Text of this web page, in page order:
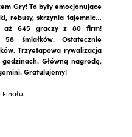
Gry! To były emocjonujące
rebusy, skrzynia tajemnic…
aż 645 graczy z 80 firm!
śmiałków. Ostatecznie
Trzyetapowa rywalizacja
Główną nagrodę,
Gratulujemy!